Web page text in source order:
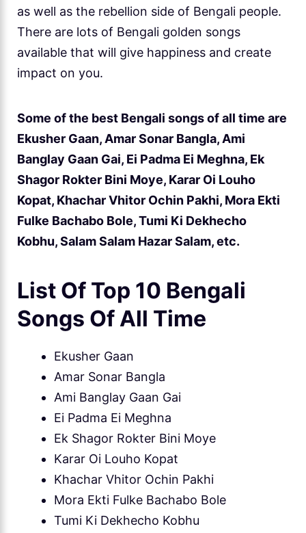
as well as the rebellion side of Bengali people.
There are lots of Bengali golden songs
available that will give happiness and create
impact on you.
Some of the best Bengali songs of all time are
Ekusher Gaan, Amar Sonar Bangla, Ami
Banglay Gaan Gai, Ei Padma Ei Meghna, Ek
Shagor Rokter Bini Moye, Karar Oi Louho
Kopat, Khachar Vhitor Ochin Pakhi, Mora Ekti
Fulke Bachabo Bole, Tumi Ki Dekhecho
Kobhu, Salam Salam Hazar Salam, etc.
List Of Top 10 Bengali
Songs Of All Time
Ekusher Gaan
Amar Sonar Bangla
Ami Banglay Gaan Gai
Ei Padma Ei Meghna
Ek Shagor Rokter Bini Moye
Karar Oi Louho Kopat
Khachar Vhitor Ochin Pakhi
Mora Ekti Fulke Bachabo Bole
Tumi Ki Dekhecho Kobhu